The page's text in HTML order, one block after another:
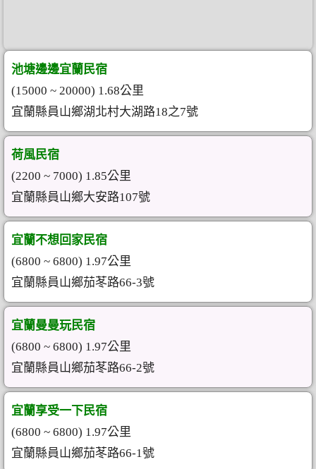
池塘邊邊宜蘭民宿
(15000 ~ 20000) 1.68公里
宜蘭縣員山鄉湖北村大湖路18之7號
荷風民宿
(2200 ~ 7000) 1.85公里
宜蘭縣員山鄉大安路107號
宜蘭不想回家民宿
(6800 ~ 6800) 1.97公里
宜蘭縣員山鄉茄苳路66-3號
宜蘭曼曼玩民宿
(6800 ~ 6800) 1.97公里
宜蘭縣員山鄉茄苳路66-2號
宜蘭享受一下民宿
(6800 ~ 6800) 1.97公里
宜蘭縣員山鄉茄苳路66-1號